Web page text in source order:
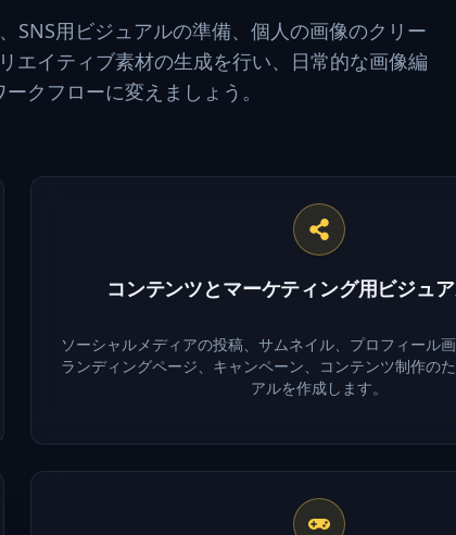
SNS用ビジュアルの準備、個人の画像のクリー
エイティブ素材の生成を行い、日常的な画像編
クフローに変えましょう。
コンテンツとマーケティング用ビジュ
ソーシャルメディアの投稿、サムネイル、プロフィール画
ランディングページ、キャンペーン、コンテンツ制作の
アルを作成します。